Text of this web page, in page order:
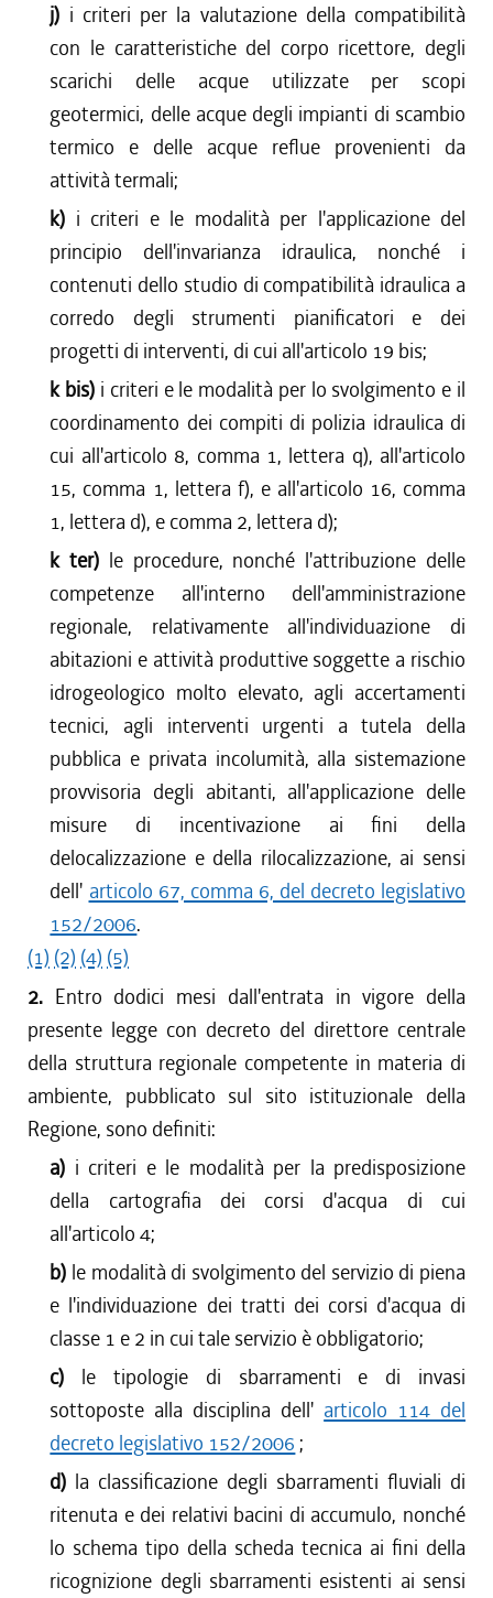
j) i criteri per la valutazione della compatibilità
con le caratteristiche del corpo ricettore, degli
scarichi delle acque utilizzate per scopi
geotermici, delle acque degli impianti di scambio
termico e delle acque reflue provenienti da
attività termali;
k) i criteri e le modalità per l'applicazione del
principio dell'invarianza idraulica, nonché i
contenuti dello studio di compatibilità idraulica a
corredo degli strumenti pianificatori e dei
progetti di interventi, di cui all'articolo 19 bis;
k bis) i criteri e le modalità per lo svolgimento e il
coordinamento dei compiti di polizia idraulica di
cui all'articolo 8, comma 1, lettera q), all'articolo
15, comma 1, lettera f), e all'articolo 16, comma
1, lettera d), e comma 2, lettera d);
k ter) le procedure, nonché l'attribuzione delle
competenze all'interno dell'amministrazione
regionale, relativamente all'individuazione di
abitazioni e attività produttive soggette a rischio
idrogeologico molto elevato, agli accertamenti
tecnici, agli interventi urgenti a tutela della
pubblica e privata incolumità, alla sistemazione
provvisoria degli abitanti, all'applicazione delle
misure di incentivazione ai fini della
delocalizzazione e della rilocalizzazione, ai sensi
dell' articolo 67, comma 6, del decreto legislativo
152/2006.
(1) (2) (4) (5)
2. Entro dodici mesi dall'entrata in vigore della
presente legge con decreto del direttore centrale
della struttura regionale competente in materia di
ambiente, pubblicato sul sito istituzionale della
Regione, sono definiti:
a) i criteri e le modalità per la predisposizione
della cartografia dei corsi d'acqua di cui
all'articolo 4;
b) le modalità di svolgimento del servizio di piena
e l'individuazione dei tratti dei corsi d'acqua di
classe 1 e 2 in cui tale servizio è obbligatorio;
c) le tipologie di sbarramenti e di invasi
sottoposte alla disciplina dell' articolo 114 del
decreto legislativo 152/2006 ;
d) la classificazione degli sbarramenti fluviali di
ritenuta e dei relativi bacini di accumulo, nonché
lo schema tipo della scheda tecnica ai fini della
ricognizione degli sbarramenti esistenti ai sensi